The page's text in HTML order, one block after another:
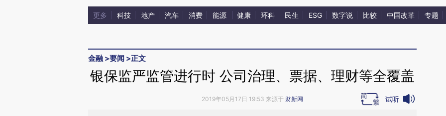
更多 科技 地产 汽车 消费 能源 健康 环科 民生 ESG 数字说 比较 中国改革 专题
金融 >要闻 >正文
银保监严监管进行时 公司治理、票据、理财等全覆盖
2019年05月17日 19:53 来源于 财新网 试听